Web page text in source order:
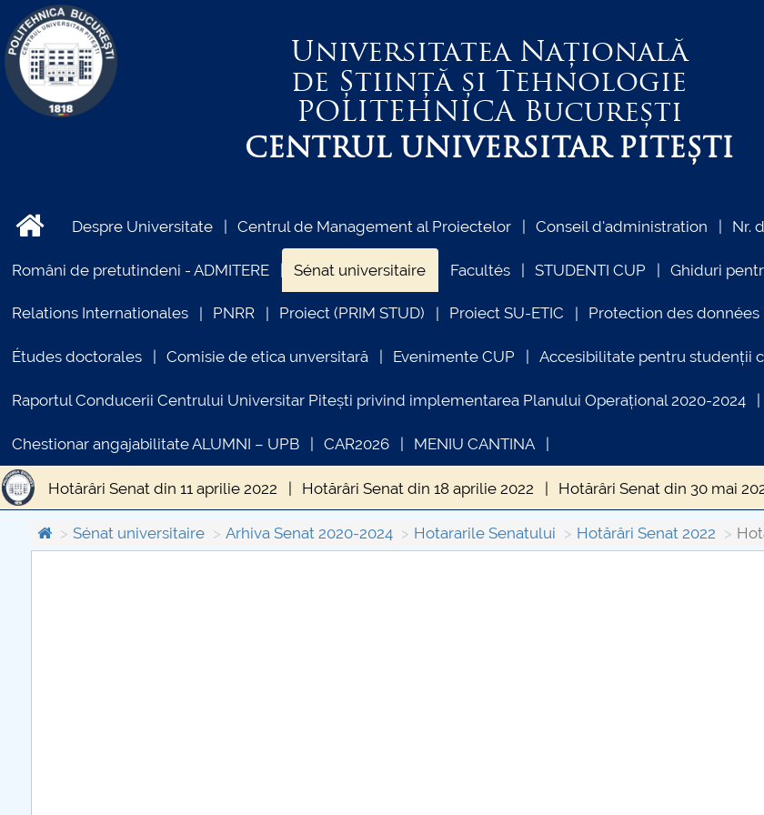
Universitatea Națională
de Știință și Tehnologie
POLITEHNICABucurești
CENTRUL UNIVERSITAR PITEȘTI
Despre Universitate Centrul de Management al Proiectelor Conseil d'administration Nr.
Români de pretutindeni - ADMITERE Sénat universitaire Facultés STUDENTI CUP Ghiduri
Relations Internationales PNRR Proiect (PRIM STUD) Proiect SU-ETIC Protection des
Études doctorales Comisie de etica unversitară Evenimente CUP Accesibilitate pentru studenții
Raportul Conducerii Centrului Universitar Pitești privind implementarea Planului Operațional 2020-2024
Chestionar angajabilitate ALUMNI – UPB CAR2026 MENIU CANTINA
Hotărâri Senat din 11 aprilie 2022 Hotărâri Senat din 18 aprilie 2022 Hotărâri Senat din 30 mai
Hotărâri Senat din 30 iunie 2022 Hotărâri Senat din 25 iulie 2022 Hotărâri Senat din 16
Sénat universitaire
Arhiva Senat 2020-2024 Hotararile Senatului Hotărâri Senat 2022